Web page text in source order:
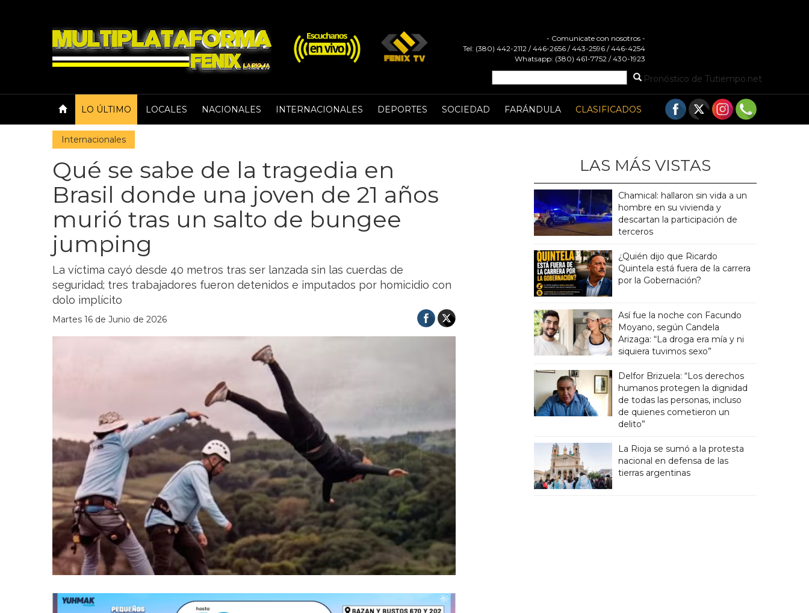
- Comunicate con nosotros -
Tel: (380) 442-2112 / 446-2656 / 443-2596 / 446-4254
Whatsapp: (380) 461-7752 / 430-1923
Pronóstico de Tutiempo.net
LO ÚLTIMO LOCALES NACIONALES INTERNACIONALES DEPORTES SOCIEDAD FARÁNDULA CLASIFICADOS
Internacionales
Qué se sabe de la tragedia en
Brasil donde una joven de 21 años
murió tras un salto de bungee
jumping
La víctima cayó desde 40 metros tras ser lanzada sin las cuerdas de
seguridad; tres trabajadores fueron detenidos e imputados por homicidio con
dolo implícito
Martes 16 de Junio de 2026
LAS MÁS VISTAS
Chamical: hallaron sin vida a un
hombre en su vivienda y
descartan la participación de
terceros
¿Quién dijo que Ricardo
Quintela está fuera de la carrera
por la Gobernación?
Así fue la noche con Facundo
Moyano, según Candela
Arizaga: “La droga era mía y ni
siquiera tuvimos sexo”
Delfor Brizuela: “Los derechos
humanos protegen la dignidad
de todas las personas, incluso
de quienes cometieron un
delito”
La Rioja se sumó a la protesta
nacional en defensa de las
tierras argentinas